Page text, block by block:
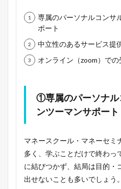
専属のパーソナルコンサ
ポート
中立性のあるサービス提
オンライン（zoom）での
①専属のパーソナル
ンツーマンサポート
マネースクール・マネーセミ
多く、学ぶことだけで終わっ
に結びつかず、結局は目的・
出せないことも多いでしょう。